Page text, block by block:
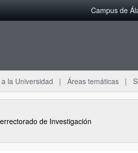
Campus de
la Universidad Áreas temáticas
de Investigación